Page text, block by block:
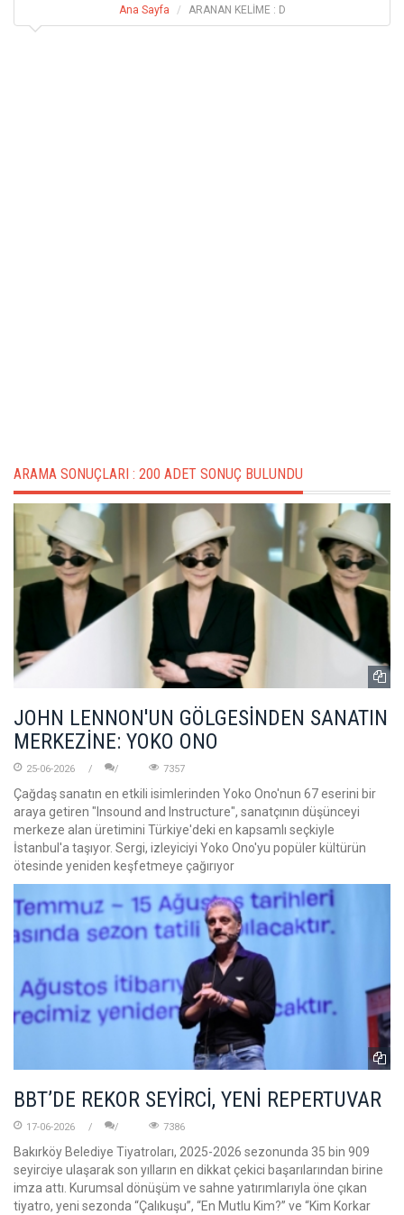
Ana Sayfa ARANAN KELİME : D
ARAMA SONUÇLARI : 200 ADET SONUÇ BULUNDU
JOHN LENNON'UN GÖLGESİNDEN SANATIN
MERKEZİNE: YOKO ONO
25-06-2026 7357
Çağdaş sanatın en etkili isimlerinden Yoko Ono'nun 67 eserini bir
araya getiren "Insound and Instructure", sanatçının düşünceyi
merkeze alan üretimini Türkiye'deki en kapsamlı seçkiyle
İstanbul'a taşıyor. Sergi, izleyiciyi Yoko Ono'yu popüler kültürün
ötesinde yeniden keşfetmeye çağırıyor
BBT’DE REKOR SEYİRCİ, YENİ REPERTUVAR
17-06-2026 7386
Bakırköy Belediye Tiyatroları, 2025-2026 sezonunda 35 bin 909
seyirciye ulaşarak son yılların en dikkat çekici başarılarından birine
imza attı. Kurumsal dönüşüm ve sahne yatırımlarıyla öne çıkan
tiyatro, yeni sezonda “Çalıkuşu”, “En Mutlu Kim?” ve “Kim Korkar